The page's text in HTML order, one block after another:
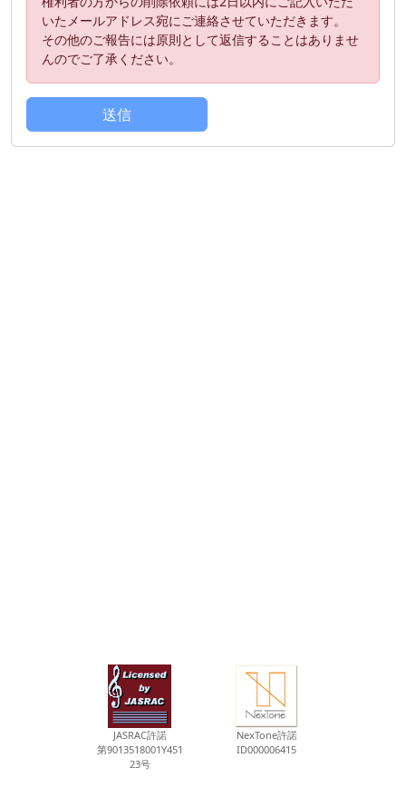
いたメールアドレス宛にご連絡させていただきます。
その他のご報告には原則として返信することはありませ
んのでご了承ください。
JASRAC許諾
第9013518001Y451
23号
NexTone許諾
ID000006415